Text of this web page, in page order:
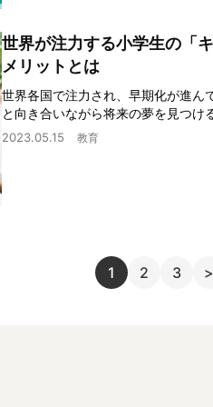
世界が注力する小学生の「
メリットとは
世界各国で注力され、早期化が進ん
と向き合いながら将来の夢を見つ
2023.05.15 教育
1 2 3 >